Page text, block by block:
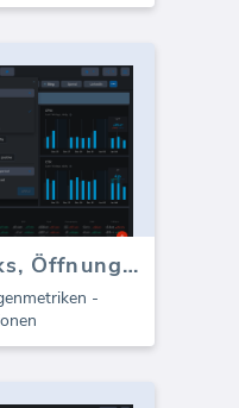
LinkedIn Ads Klicks, Öffnungen, Impressionen
-